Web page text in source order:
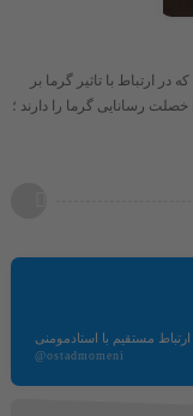
ارتباط با تاثیر گرما بر
رسانایی گرما را دارند ؛
ارتباط مستقیم با استادمومنی
@ostadmomeni